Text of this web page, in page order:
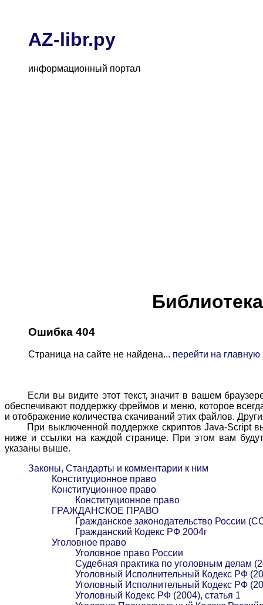
AZ-libr.ру
информационный портал
Ошибка 404
Страница на сайте не найдена... перейти на главную
Если вы видите этот текст, значит в вашем
обеспечивают поддержку фреймов и меню, которое
и отображение количества скачиваний этих файлов.
При выключенной поддержке скриптов Java-Script вы
ниже и ссылки на каждой странице. При этом вам
указаны выше.
Законы, Стандарты и комментарии к ним
Конституционное право
Конституционное право
Конституционное право
ГРАЖДАНСКОЕ ПРАВО
Гражданское законодательство России
Гражданский Кодекс РФ 2004г
Уголовное право
Уголовное право России
Судебная практика по уголовным делам
Уголовный Исполнительный Кодекс РФ
Уголовный Исполнительный Кодекс РФ
Уголовный Кодекс РФ (2004), статья 1